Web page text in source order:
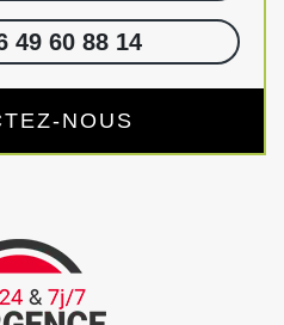
49 60 88 14
NOUS